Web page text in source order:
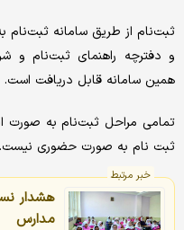
و دفترچه راهنمای ثبت‌نام و
همین سامانه قابل دریافت است.
تمامی مراحل ثبت‌نام به صورت
ثبت نام به صورت حضوری نیست.
خبر مرتبط
هشدار
مدارس